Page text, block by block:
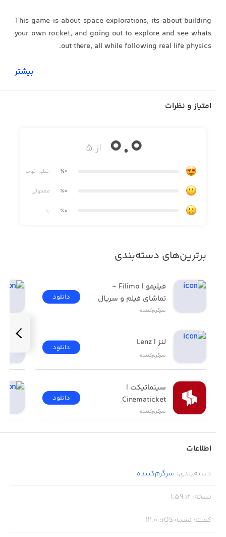
This game is about space explorations, its about building
your own rocket, and going out to explore and see whats
out there, all while following real life physics.
of space between them.
• Open universe, if you see something in the distance, you
can go there, no limits, no invisible walls.
Current planets:
Moon.
Mars.
بیشتر
امتیاز و نظرات
از ۵ 0.0
٪0 خیلی خوب
٪0 معمولی
٪0 بد
برترین‌های دسته‌بندی
تماشای فیلم و سریال
سرگرم‌کننده
دانلود
لنز | Lenz
سرگرم‌کننده
دانلود
Cinematicket
سرگرم‌کننده
دانلود
اطلاعات
دسته‌بندی: سرگرم‌کننده
نسخه:
1.59.12
کمینه نسخه iOS :
12.0